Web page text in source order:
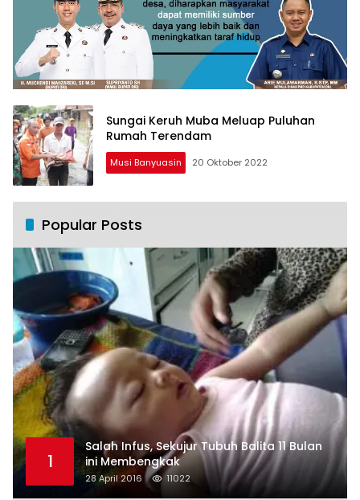
Sungai Keruh Muba Meluap Puluhan
Rumah Terendam
Musi Banyuasin 20 Oktober 2022
Popular Posts
1
Salah Infus, Sekujur Tubuh Balita 11 Bulan
ini Membengkak
28 April 2016 11022